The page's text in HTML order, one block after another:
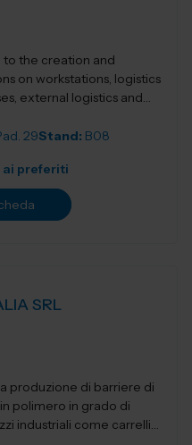
the creation and
on workstations, logistics
external logistics and
29Stand: B08
ai preferiti
SRL
produzione di barriere di
polimero in grado di
industriali come carrelli